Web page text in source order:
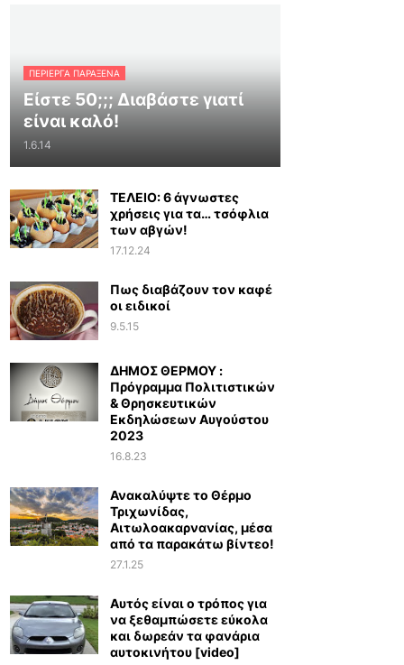
ΠΕΡΊΕΡΓΑ ΠΑΡΆΞΕΝΑ
Είστε 50;;; Διαβάστε γιατί
είναι καλό!
1.6.14
ΤΕΛΕΙΟ: 6 άγνωστες
χρήσεις για τα… τσόφλια
των αβγών!
17.12.24
Πως διαβάζουν τον καφέ
οι ειδικοί
9.5.15
ΔΗΜΟΣ ΘΕΡΜΟΥ :
Πρόγραμμα Πολιτιστικών
& Θρησκευτικών
Εκδηλώσεων Αυγούστου
2023
16.8.23
Ανακαλύψτε το Θέρμο
Τριχωνίδας,
Αιτωλοακαρνανίας, μέσα
από τα παρακάτω βίντεο!
27.1.25
Αυτός είναι ο τρόπος για
να ξεθαμπώσετε εύκολα
και δωρεάν τα φανάρια
αυτοκινήτου [video]